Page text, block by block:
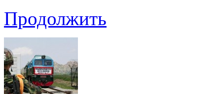
Продолжить